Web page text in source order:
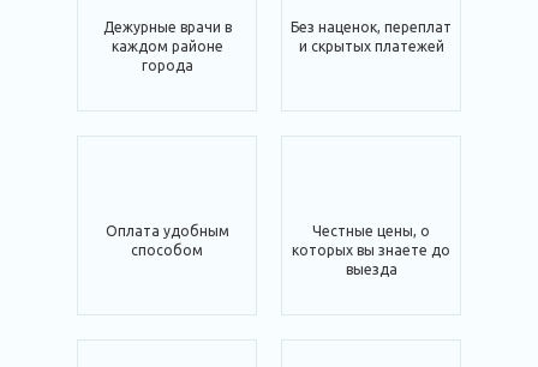
Дежурные врачи в
каждом районе
города
Без наценок, переплат
и скрытых платежей
Оплата удобным
способом
Честные цены, о
которых вы знаете до
выезда